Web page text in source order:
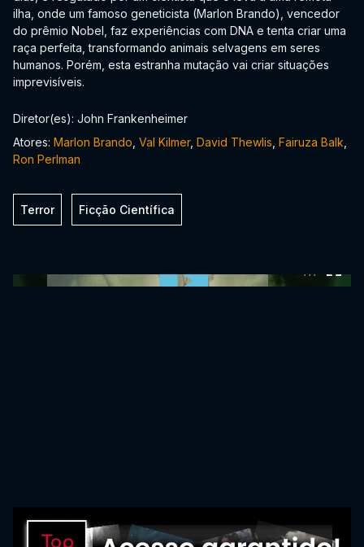
ilha, onde um famoso geneticista (Marlon Brando), vencedor
do prêmio Nobel, faz experiências com DNA e tenta criar uma
raça perfeita, transformando animais selvagens em seres
humanos. Porém, esta estranha mutação vai criar situações
imprevisíveis.
Diretor(es): John Frankenheimer
Atores: Marlon Brando Val Kilmer, David Thewlis Fairuza Balk
Ron Perlman
Terror Ficção Científica